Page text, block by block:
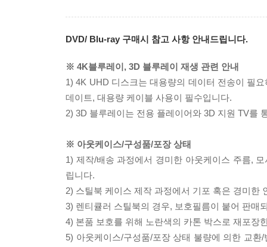
DVD/ Blu-ray 구매시 참고 사항 안내드립니다.
※ 4K블루레이, 3D 블루레이 재생 관련 안내
1) 4K UHD 디스크는 대용량의 데이터 전송이 필
데이트, 대용량 케이블 사용이 필수입니다.
2) 3D 블루레이는 전용 플레이어와 3D 지원 TV를
※ 아웃케이스/구성품/포장 상태
1) 제작/배송 과정에서 경미한 아웃케이스 주름,
립니다.
2) 스틸북 케이스 제작 과정에서 기포 혹은 경미한
3) 렌티큘러 스틸북의 경우, 보호필름이 붙어 판매
4) 본품 보호를 위해 노란색의 카톤 박스로 재포장
5) 아웃케이스/구성품/포장 상태 불량에 의한 교